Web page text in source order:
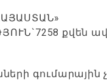
քվեն
գումարային